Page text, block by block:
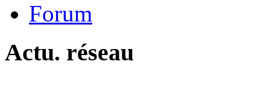
Forum
Actu. réseau